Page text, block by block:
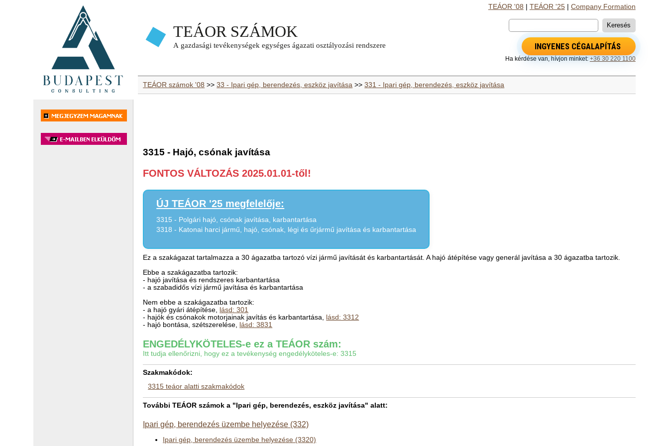
TEÁOR '08 TEÁOR '25| Company Formation
INGYENES CÉGALAPÍTÁS
Ha kérdése van, hívjon minket: +36 30 220 1100
TEÁOR számok '08 >>33 - Ipari gép, berendezés, eszköz javítása >>331 - Ipari gép, berendezés, eszköz javítása
3315 - Hajó, csónak javítása
FONTOS VÁLTOZÁS 2025.01.01-től!
ÚJ TEÁOR '25 megfelelője:
3315 - Polgári hajó, csónak javítása, karbantartása
3318 - Katonai harci jármű, hajó, csónak, légi és űrjármű javítása és karbantartása
Ez a szakágazat tartalmazza a 30 ágazatba tartozó vízi jármű javítását és karbantartását. A hajó átépítése vagy generál javítása a 30 ágazatba tartozik.
Ebbe a szakágazatba tartozik:
- hajó javítása és rendszeres karbantartása
- a szabadidős vízi jármű javítása és karbantartása
Nem ebbe a szakágazatba tartozik:
- a hajó gyári átépítése, lásd: 301
- hajók és csónakok motorjainak javítás és karbantartása, lásd: 3312
- hajó bontása, szétszerelése, lásd: 3831
ENGEDÉLYKÖTELES-e ez a TEÁOR szám:
Itt tudja ellenőrizni, hogy ez a tevékenység engedélyköteles-e: 3315
Szakmakódok:
3315 teáor alatti szakmakódok
További TEÁOR számok a "Ipari gép, berendezés, eszköz javítása" alatt:
Ipari gép, berendezés üzembe helyezése (332)
Ipari gép, berendezés üzembe helyezése (3320)